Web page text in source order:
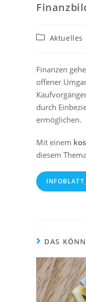
Aktuelles
Finanzen
offener
durch
ermöglichen.
Mit einem
diesem
DAS